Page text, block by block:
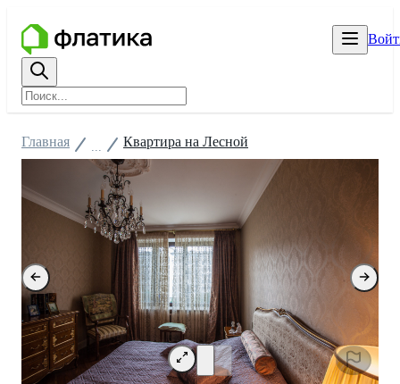
Главная Квартира на Лесной